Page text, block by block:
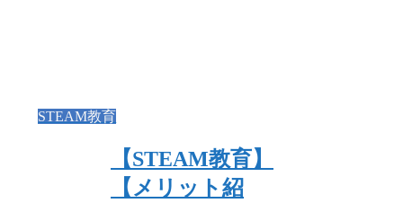
STEAM教育
【STEAM教育】
【メリット紹